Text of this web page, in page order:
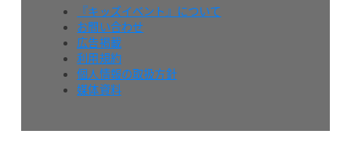
『キッズイベント』について
お問い合わせ
広告掲載
利用規約
個人情報の取扱方針
媒体資料